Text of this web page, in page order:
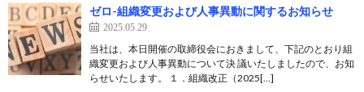
ゼロ-組織変更および人事異動に関するお知らせ
2025.05.29
当社は、本日開催の取締役会におきまして、下記のとおり組
織変更および人事異動について決 議いたしましたので、お知
らせいたします。 １．組織改正（2025[…]